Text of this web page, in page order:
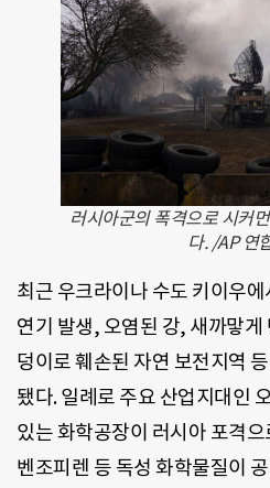
러시아군의 폭격으로 시커
다. /AP 연
최근 우크라이나 수도 키이우
연기 발생, 오염된 강, 새까맣
덩이로 훼손된 자연 보전지역
됐다. 일례로 주요 산업지대인
있는 화학공장이 러시아 포격
벤조피렌 등 독성 화학물질이